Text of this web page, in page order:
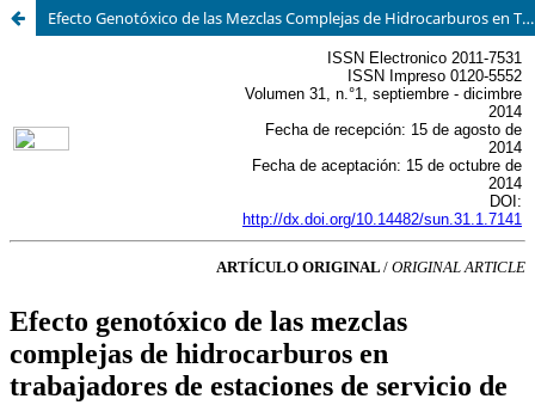
Efecto Genotóxico de las Mezclas Complejas de Hidrocarburos en Trabajadores de Estaciones de Servicio de Gasolina